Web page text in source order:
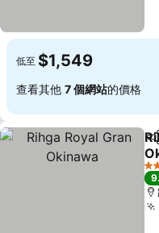
低至 $1,549
查看其他 7 個網站的價格
分
5